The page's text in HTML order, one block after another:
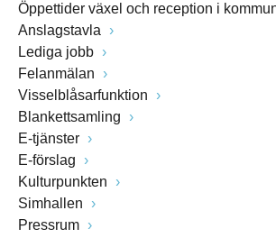
Öppettider växel och reception i
Anslagstavla
Lediga jobb
Felanmälan
Visselblåsarfunktion
Blankettsamling
E-tjänster
E-förslag
Kulturpunkten
Simhallen
Pressrum